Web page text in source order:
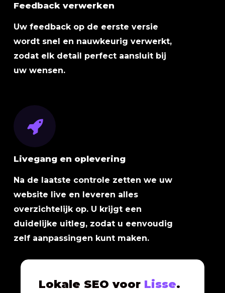
Feedback verwerken
Uw feedback op de eerste versie
wordt snel en nauwkeurig verwerkt,
zodat elk detail perfect aansluit bij
uw wensen.
Livegang en oplevering
Na de laatste controle zetten we uw
website live en leveren alles
overzichtelijk op. U krijgt een
duidelijke uitleg, zodat u eenvoudig
zelf aanpassingen kunt maken.
Lokale SEO voor Lisse.